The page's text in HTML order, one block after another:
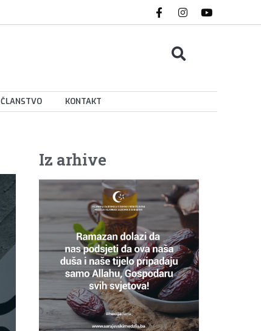
ČLANSTVO KONTAKT
Iz arhive